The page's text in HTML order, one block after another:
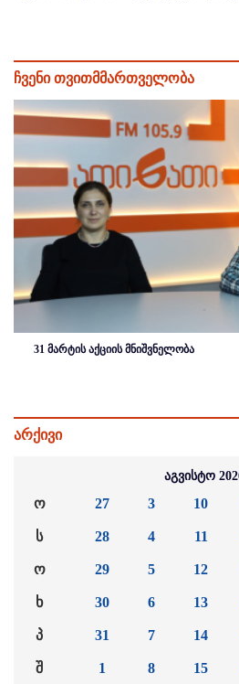
ჩვენი თვითმმართველობა
31 მარტის აქციის მნიშვნელობა
არქივი
აგვისტო
ო
ს
ო
ხ
პ
შ
27
28
29
30
31
1
3
4
5
6
7
8
10
11
12
13
14
15